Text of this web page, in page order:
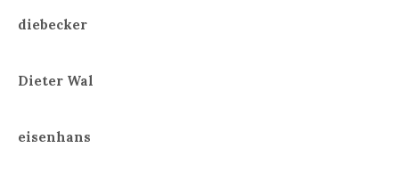
diebecker
Dieter Wal
eisenhans